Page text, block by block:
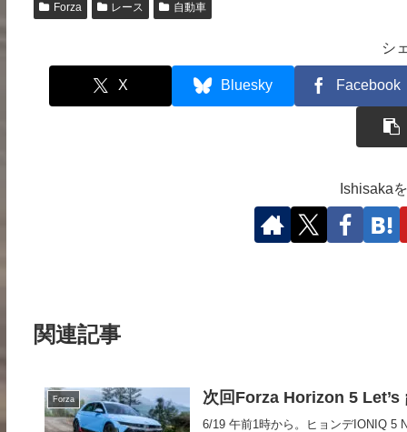
Forza レース 自動車
シ
X Bluesky Facebook
Ishisaka
関連記事
Forza 次回Forza Horizon 5
6/19 午前1時から。ヒョンデIONIQ 5